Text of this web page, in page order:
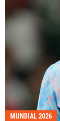
MUNDIAL 2026